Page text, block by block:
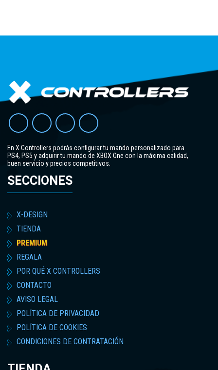
En X Controllers podrás configurar tu mando personalizado para
PS4, PS5 y adquirir tu mando de XBOX One con la máxima calidad,
buen servicio y precios competitivos.
SECCIONES
X-DESIGN
TIENDA
PREMIUM
REGALA
POR QUÉ X CONTROLLERS
CONTACTO
AVISO LEGAL
POLÍTICA DE PRIVACIDAD
POLÍTICA DE COOKIES
CONDICIONES DE CONTRATACIÓN